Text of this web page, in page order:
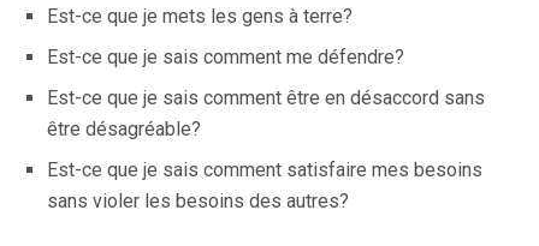
Est-ce que je mets les gens à terre?
Est-ce que je sais comment me défendre?
Est-ce que je sais comment être en désaccord sans
être désagréable?
Est-ce que je sais comment satisfaire mes besoins
sans violer les besoins des autres?